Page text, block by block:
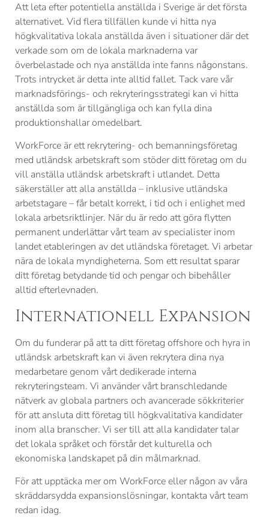
Att leta efter potentiella anställda i Sverige är det första
alternativet. Vid flera tillfällen kunde vi hitta nya
högkvalitativa lokala anställda även i situationer där det
verkade som om de lokala marknaderna var
överbelastade och nya anställda inte fanns någonstans.
Trots intrycket är detta inte alltid fallet. Tack vare vår
marknadsförings- och rekryteringsstrategi kan vi hitta
anställda som är tillgängliga och kan fylla dina
produktionshallar omedelbart.
WorkForce är ett rekrytering- och bemanningsföretag
med utländsk arbetskraft som stöder ditt företag om du
vill anställa utländsk arbetskraft i utlandet. Detta
säkerställer att alla anställda – inklusive utländska
arbetstagare – får betalt korrekt, i tid och i enlighet med
lokala arbetsriktlinjer. När du är redo att göra flytten
permanent underlättar vårt team av specialister inom
landet etableringen av det utländska företaget. Vi arbetar
nära de lokala myndigheterna. Som ett resultat sparar
ditt företag betydande tid och pengar och bibehåller
alltid efterlevnaden.
Internationell Expansion
Om du funderar på att ta ditt företag offshore och hyra in
utländsk arbetskraft kan vi även rekrytera dina nya
medarbetare genom vårt dedikerade interna
rekryteringsteam. Vi använder vårt branschledande
nätverk av globala partners och avancerade sökkriterier
för att ansluta ditt företag till högkvalitativa kandidater
inom alla branscher. Vi ser till att alla kandidater talar
det lokala språket och förstår det kulturella och
ekonomiska landskapet på din målmarknad.
För att upptäcka mer om WorkForce eller någon av våra
skräddarsydda expansionslösningar, kontakta vårt team
redan idag.